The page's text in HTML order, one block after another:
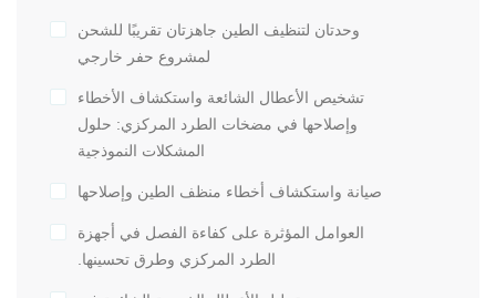
وحدتان لتنظيف الطين جاهزتان تقريبًا للشحن
لمشروع حفر خارجي
تشخيص الأعطال الشائعة واستكشاف الأخطاء
وإصلاحها في مضخات الطرد المركزي: حلول
المشكلات النموذجية
صيانة واستكشاف أخطاء منظف الطين وإصلاحها
العوامل المؤثرة على كفاءة الفصل في أجهزة
الطرد المركزي وطرق تحسينها.